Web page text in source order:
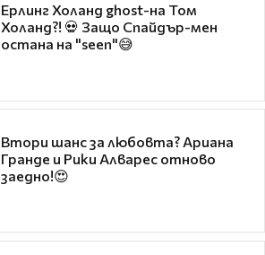
Ерлинг Холанд ghost-на Том
Холанд?! 💀 Защо Спайдър-мен
остана на "seen"😅
Втори шанс за любовта? Ариана
Гранде и Рики Алварес отново
заедно!😍